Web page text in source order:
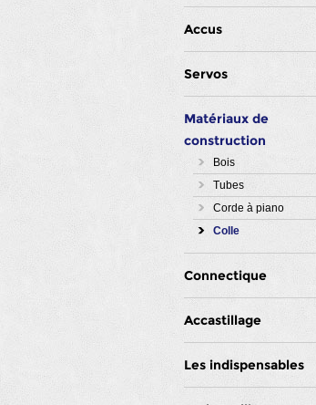
Accus
Servos
Matériaux de
construction
Bois
Tubes
Corde à piano
Colle
Connectique
Accastillage
Les indispensables